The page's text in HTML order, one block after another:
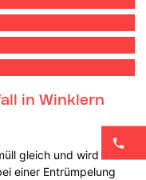
in Winklern
gleich und wird
einer Entrümpelung